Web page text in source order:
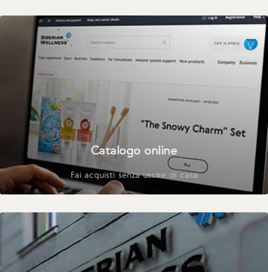
Catalogo online
Fai acquisti senza uscire di casa